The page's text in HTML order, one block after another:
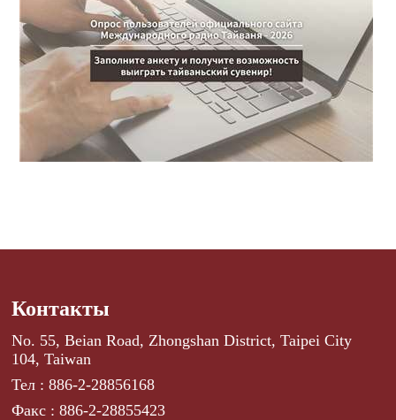
Контакты
No. 55, Beian Road, Zhongshan District, Taipei City
104, Taiwan
Тел : 886-2-28856168
Факс : 886-2-28855423